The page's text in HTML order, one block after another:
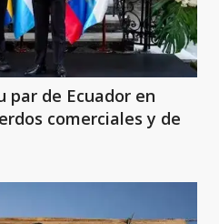
par de Ecuador en
comerciales y de